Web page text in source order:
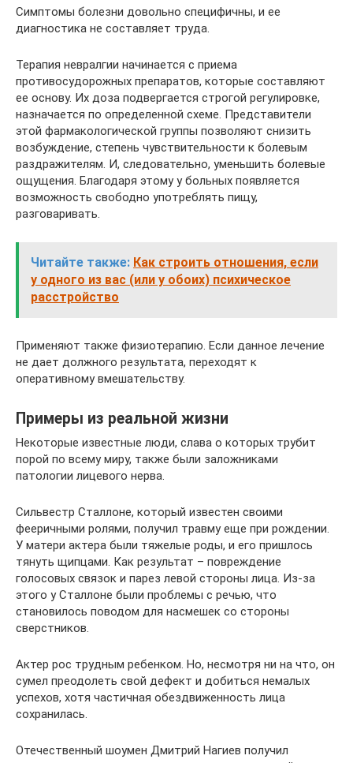
Симптомы болезни довольно специфичны, и ее
диагностика не составляет труда.
Терапия невралгии начинается с приема
противосудорожных препаратов, которые составляют
ее основу. Их доза подвергается строгой регулировке,
назначается по определенной схеме. Представители
этой фармакологической группы позволяют снизить
возбуждение, степень чувствительности к болевым
раздражителям. И, следовательно, уменьшить болевые
ощущения. Благодаря этому у больных появляется
возможность свободно употреблять пищу,
разговаривать.
Читайте также: Как строить отношения, если
у одного из вас (или у обоих) психическое
расстройство
Применяют также физиотерапию. Если данное лечение
не дает должного результата, переходят к
оперативному вмешательству.
Примеры из реальной жизни
Некоторые известные люди, слава о которых трубит
порой по всему миру, также были заложниками
патологии лицевого нерва.
Сильвестр Сталлоне, который известен своими
фееричными ролями, получил травму еще при рождении.
У матери актера были тяжелые роды, и его пришлось
тянуть щипцами. Как результат – повреждение
голосовых связок и парез левой стороны лица. Из-за
этого у Сталлоне были проблемы с речью, что
становилось поводом для насмешек со стороны
сверстников.
Актер рос трудным ребенком. Но, несмотря ни на что, он
сумел преодолеть свой дефект и добиться немалых
успехов, хотя частичная обездвиженность лица
сохранилась.
Отечественный шоумен Дмитрий Нагиев получил